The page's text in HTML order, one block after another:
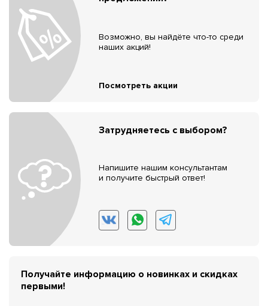
Возможно, вы найдёте что-то среди
наших акций!
Посмотреть акции
Затрудняетесь с выбором?
Напишите нашим консультантам
и получите быстрый ответ!
Получайте информацию о новинках и скидках
первыми!